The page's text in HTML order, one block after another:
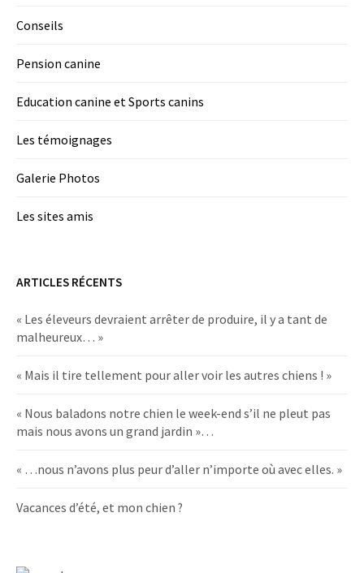
Conseils
Pension canine
Education canine et Sports canins
Les témoignages
Galerie Photos
Les sites amis
ARTICLES RÉCENTS
« Les éleveurs devraient arrêter de produire, il y a tant de
malheureux… »
« Mais il tire tellement pour aller voir les autres chiens ! »
« Nous baladons notre chien le week-end s’il ne pleut pas
mais nous avons un grand jardin »…
« …nous n’avons plus peur d’aller n’importe où avec elles. »
Vacances d’été, et mon chien ?